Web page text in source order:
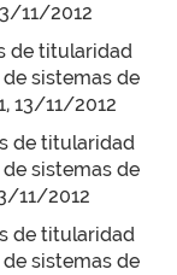
11/2012
de titularidad
sistemas de
13/11/2012
de titularidad
sistemas de
11/2012
de titularidad
sistemas de